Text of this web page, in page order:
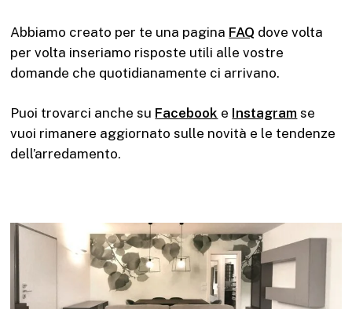
Abbiamo creato per te una pagina FAQ dove volta
per volta inseriamo risposte utili alle vostre
domande che quotidianamente ci arrivano.
Puoi trovarci anche su Facebook e Instagram se
vuoi rimanere aggiornato sulle novità e le tendenze
dell’arredamento.